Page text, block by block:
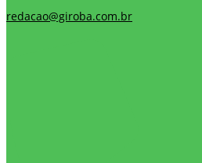
redacao@giroba.com.br